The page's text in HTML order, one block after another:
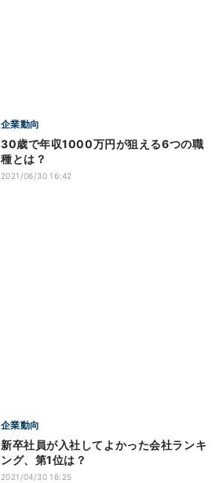
企業動向
30歳で年収1000万円が狙える6つの職
種とは？
2021/06/30 16:42
企業動向
新卒社員が入社してよかった会社ランキ
ング、第1位は？
2021/04/30 16:25